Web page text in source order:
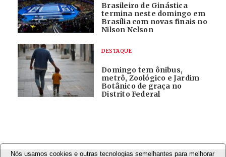
Brasileiro de Ginástica
termina neste domingo em
Brasília com novas finais no
Nilson Nelson
DESTAQUE
Domingo tem ônibus,
metrô, Zoológico e Jardim
Botânico de graça no
Distrito Federal
Nós usamos cookies e outras tecnologias semelhantes para melhorar